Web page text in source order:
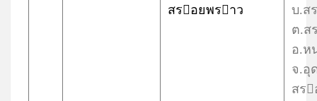
สรอยพราว
บ.ส
ต.ส
อ.ห
จ.อุ
สร